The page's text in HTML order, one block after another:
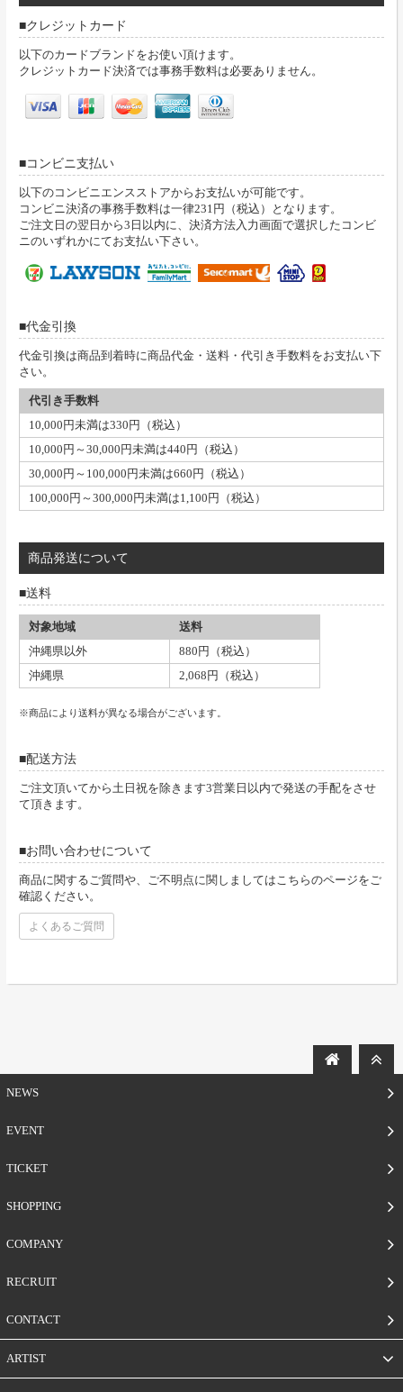
クレジットカード
以下のカードブランドをお使い頂けます。
クレジットカード決済では事務手数料は必要ありません。
コンビニ支払い
以下のコンビニエンスストアからお支払いが可能です。
コンビニ決済の事務手数料は一律231円（税込）となります。
ご注文日の翌日から3日以内に、決済方法入力画面で選択したコンビ
ニのいずれかにてお支払い下さい。
代金引換
代金引換は商品到着時に商品代金・送料・代引き手数料をお支払い下
さい。
代引き手数料
10,000円未満は330円（税込）
10,000円～30,000円未満は440円（税込）
30,000円～100,000円未満は660円（税込）
100,000円～300,000円未満は1,100円（税込）
商品発送について
送料
対象地域
送料
沖縄県以外
880円（税込）
沖縄県
2,068円（税込）
※商品により送料が異なる場合がございます。
配送方法
ご注文頂いてから土日祝を除きます3営業日以内で発送の手配をさせ
て頂きます。
お問い合わせについて
商品に関するご質問や、ご不明点に関しましてはこちらのページをご
確認ください。
よくあるご質問
NEWS
EVENT
TICKET
SHOPPING
COMPANY
RECRUIT
CONTACT
ARTIST